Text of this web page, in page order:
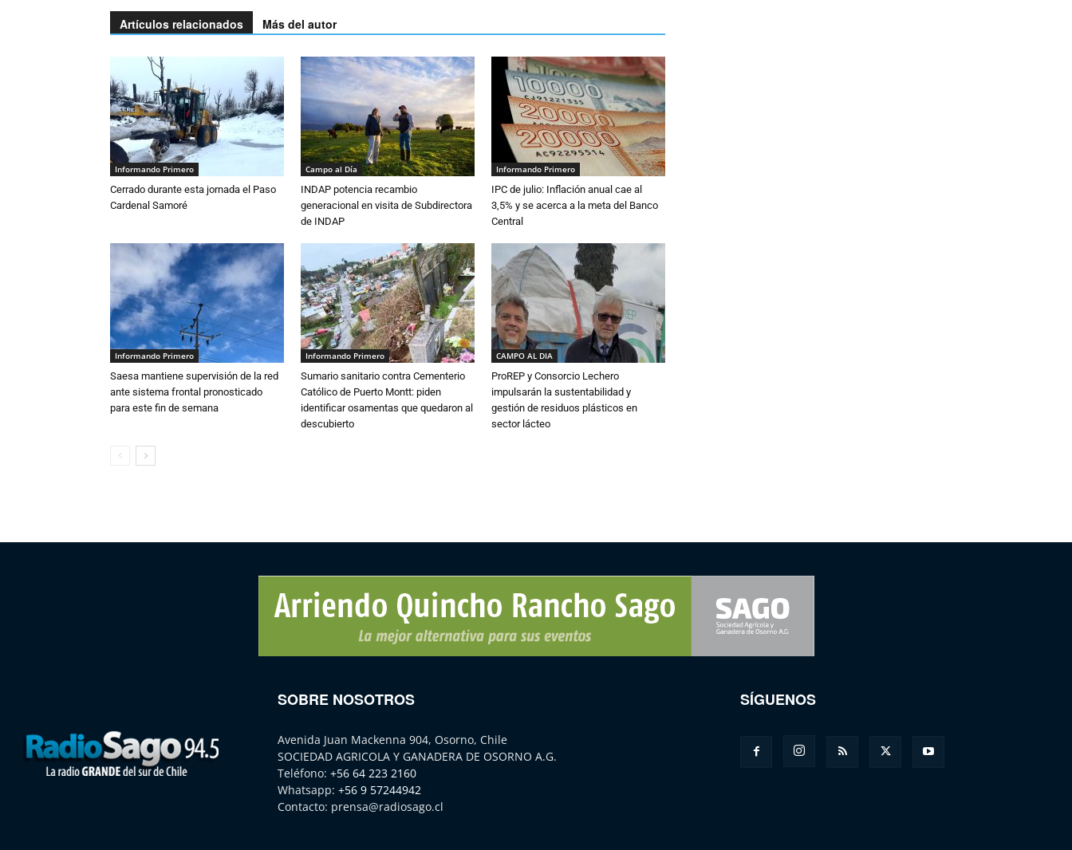
Artículos relacionados Más del autor
Informando Primero
Cerrado durante esta jornada el Paso
Cardenal Samoré
Campo al Día
INDAP potencia recambio
generacional en visita de Subdirectora
de INDAP
Informando Primero
IPC de julio: Inflación anual cae al
3,5% y se acerca a la meta del Banco
Central
Informando Primero
Saesa mantiene supervisión de la red
ante sistema frontal pronosticado
para este fin de semana
Informando Primero
Sumario sanitario contra Cementerio
Católico de Puerto Montt: piden
identificar osamentas que quedaron al
descubierto
CAMPO AL DIA
ProREP y Consorcio Lechero
impulsarán la sustentabilidad y
gestión de residuos plásticos en
sector lácteo
SOBRE NOSOTROS
Avenida Juan Mackenna 904, Osorno, Chile
SOCIEDAD AGRICOLA Y GANADERA DE OSORNO A.G.
Teléfono: +56 64 223 2160
Whatsapp: +56 9 57244942
Contacto: prensa@radiosago.cl
SÍGUENOS